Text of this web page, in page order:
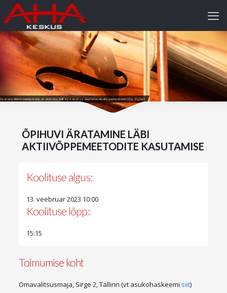
Sa ei pea olema suurepärane, et alustada, küll aga pead sa alustama, et olla suurepärane! (Zig Ziglar)
ÕPIHUVI ÄRATAMINE LÄBI
AKTIIVÕPPEMEETODITE KASUTAMISE
Koolituse algus:
13. veebruar 2023 10:00
Koolituse lõpp:
15:15
Toimumise koht
Omavalitsusmaja, Sirge 2, Tallinn (vt asukohaskeemi siit)